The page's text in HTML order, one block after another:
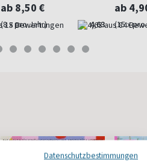
ab 8,50 €
(8 x pro Jahr) 4,63
ab
(15 x
Datenschutzbestimmungen